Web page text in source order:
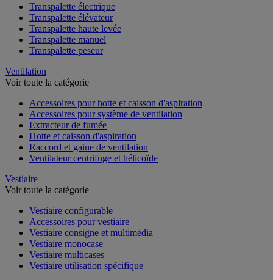
Transpalette électrique
Transpalette élévateur
Transpalette haute levée
Transpalette manuel
Transpalette peseur
Ventilation
Voir toute la catégorie
Accessoires pour hotte et caisson d'aspiration
Accessoires pour système de ventilation
Extracteur de fumée
Hotte et caisson d'aspiration
Raccord et gaine de ventilation
Ventilateur centrifuge et hélicoïde
Vestiaire
Voir toute la catégorie
Vestiaire configurable
Accessoires pour vestiaire
Vestiaire consigne et multimédia
Vestiaire monocase
Vestiaire multicases
Vestiaire utilisation spécifique